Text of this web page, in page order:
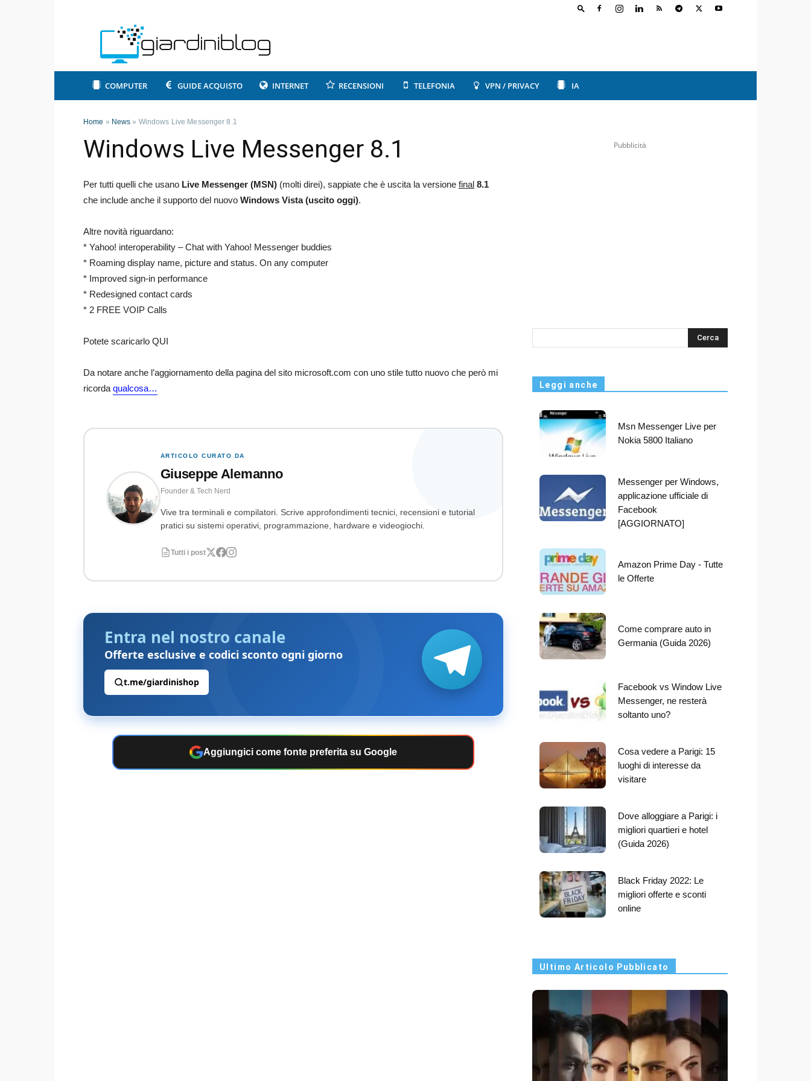
COMPUTER GUIDE ACQUISTO INTERNET RECENSIONI TELEFONIA VPN / PRIVACY IA
Home » News » Windows Live Messenger 8.1
Windows Live Messenger 8.1
Per tutti quelli che usano Live Messenger (MSN) (molti direi), sappiate che è uscita la versione final 8.1
che include anche il supporto del nuovo Windows Vista (uscito oggi).
Altre novità riguardano:
* Yahoo! interoperability – Chat with Yahoo! Messenger buddies
* Roaming display name, picture and status. On any computer
* Improved sign-in performance
* Redesigned contact cards
* 2 FREE VOIP Calls
Potete scaricarlo QUI
Da notare anche l’aggiornamento della pagina del sito microsoft.com con uno stile tutto nuovo che però mi
ricorda qualcosa…
ARTICOLO CURATO DA
Giuseppe Alemanno
Founder & Tech Nerd
Vive tra terminali e compilatori. Scrive approfondimenti tecnici, recensioni e tutorial
pratici su sistemi operativi, programmazione, hardware e videogiochi.
Tutti i post
Entra nel nostro canale
Offerte esclusive e codici sconto ogni giorno
t.me/giardinishop
Aggiungici come fonte preferita su Google
Pubblicità
s
Leggi anche
Msn Messenger Live per
Nokia 5800 Italiano
Messenger per Windows,
applicazione ufficiale di
Facebook
[AGGIORNATO]
Amazon Prime Day - Tutte
le Offerte
Come comprare auto in
Germania (Guida 2026)
Facebook vs Window Live
Messenger, ne resterà
soltanto uno?
Cosa vedere a Parigi: 15
luoghi di interesse da
visitare
Dove alloggiare a Parigi: i
migliori quartieri e hotel
(Guida 2026)
Black Friday 2022: Le
migliori offerte e sconti
online
Ultimo Articolo Pubblicato